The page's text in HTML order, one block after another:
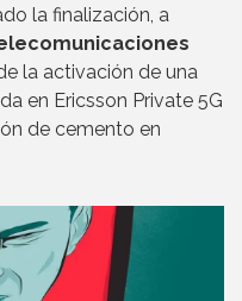
la finalización, a
la activación de una
en Ericsson Private 5G
de cemento en